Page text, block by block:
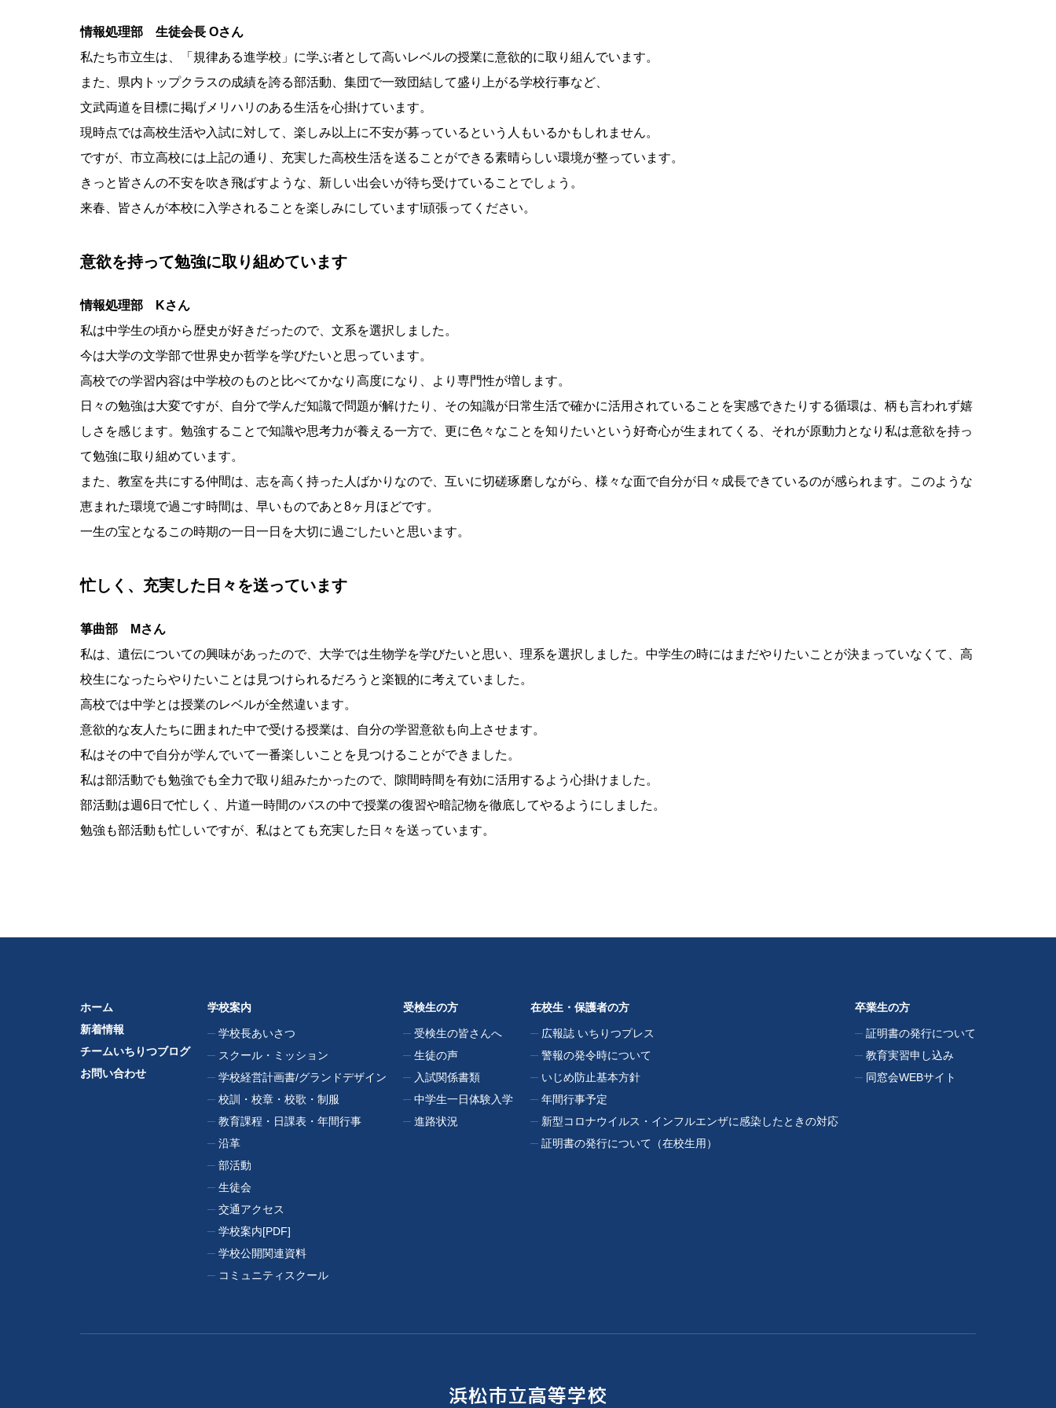
情報処理部 生徒会長 Oさん
私たち市立生は、「規律ある進学校」に学ぶ者として高いレベルの授業に意欲的に取り組んでいます。
また、県内トップクラスの成績を誇る部活動、集団で一致団結して盛り上がる学校行事など、
文武両道を目標に掲げメリハリのある生活を心掛けています。
現時点では高校生活や入試に対して、楽しみ以上に不安が募っているという人もいるかもしれません。
ですが、市立高校には上記の通り、充実した高校生活を送ることができる素晴らしい環境が整っています。
きっと皆さんの不安を吹き飛ばすような、新しい出会いが待ち受けていることでしょう。
来春、皆さんが本校に入学されることを楽しみにしています!頑張ってください。
意欲を持って勉強に取り組めています
情報処理部 Kさん
私は中学生の頃から歴史が好きだったので、文系を選択しました。
今は大学の文学部で世界史か哲学を学びたいと思っています。
高校での学習内容は中学校のものと比べてかなり高度になり、より専門性が増します。
日々の勉強は大変ですが、自分で学んだ知識で問題が解けたり、その知識が日常生活で確かに活用されていることを実感できたりする循環は、柄も言われず嬉
しさを感じます。勉強することで知識や思考力が養える一方で、更に色々なことを知りたいという好奇心が生まれてくる、それが原動力となり私は意欲を持っ
て勉強に取り組めています。
また、教室を共にする仲間は、志を高く持った人ばかりなので、互いに切磋琢磨しながら、様々な面で自分が日々成長できているのが感られます。このような
恵まれた環境で過ごす時間は、早いものであと8ヶ月ほどです。
一生の宝となるこの時期の一日一日を大切に過ごしたいと思います。
忙しく、充実した日々を送っています
箏曲部 Mさん
私は、遺伝についての興味があったので、大学では生物学を学びたいと思い、理系を選択しました。中学生の時にはまだやりたいことが決まっていなくて、高
校生になったらやりたいことは見つけられるだろうと楽観的に考えていました。
高校では中学とは授業のレベルが全然違います。
意欲的な友人たちに囲まれた中で受ける授業は、自分の学習意欲も向上させます。
私はその中で自分が学んでいて一番楽しいことを見つけることができました。
私は部活動でも勉強でも全力で取り組みたかったので、隙間時間を有効に活用するよう心掛けました。
部活動は週6日で忙しく、片道一時間のバスの中で授業の復習や暗記物を徹底してやるようにしました。
勉強も部活動も忙しいですが、私はとても充実した日々を送っています。
ホーム
新着情報
チームいちりつブログ
お問い合わせ
学校案内
学校長あいさつ
スクール・ミッション
学校経営計画書/グランドデザイン
校訓・校章・校歌・制服
教育課程・日課表・年間行事
沿革
部活動
生徒会
交通アクセス
学校案内[PDF]
学校公開関連資料
コミュニティスクール
受検生の方
受検生の皆さんへ
生徒の声
入試関係書類
中学生一日体験入学
進路状況
在校生・保護者の方
広報誌 いちりつプレス
警報の発令時について
いじめ防止基本方針
年間行事予定
新型コロナウイルス・インフルエンザに感染したときの対応
証明書の発行について（在校生用）
卒業生の方
証明書の発行について
教育実習申し込み
同窓会WEBサイト
浜松市立高等学校